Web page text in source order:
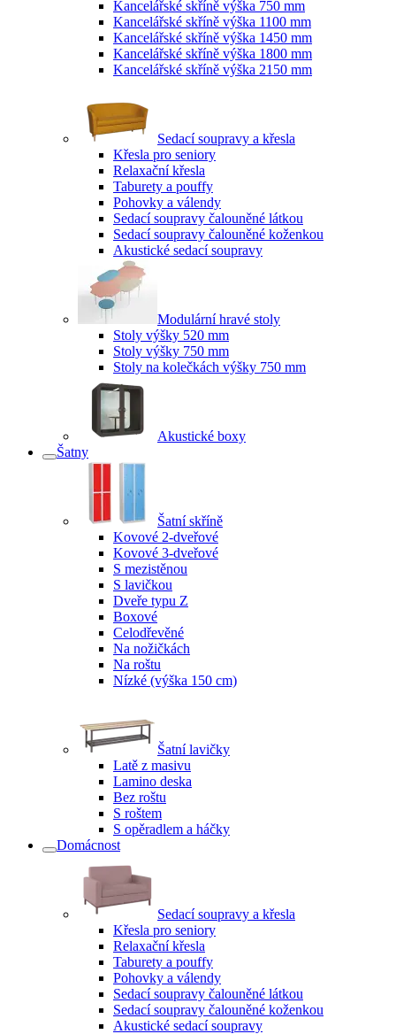
Kancelářské skříně výška 750 mm
Kancelářské skříně výška 1100 mm
Kancelářské skříně výška 1450 mm
Kancelářské skříně výška 1800 mm
Kancelářské skříně výška 2150 mm
Sedací soupravy a křesla
Křesla pro seniory
Relaxační křesla
Taburety a pouffy
Pohovky a válendy
Sedací soupravy čalouněné látkou
Sedací soupravy čalouněné koženkou
Akustické sedací soupravy
Modulární hravé stoly
Stoly výšky 520 mm
Stoly výšky 750 mm
Stoly na kolečkách výšky 750 mm
Akustické boxy
Šatny
Šatní skříně
Kovové 2-dveřové
Kovové 3-dveřové
S mezistěnou
S lavičkou
Dveře typu Z
Boxové
Celodřevěné
Na nožičkách
Na roštu
Nízké (výška 150 cm)
Šatní lavičky
Latě z masivu
Lamino deska
Bez roštu
S roštem
S opěradlem a háčky
Domácnost
Sedací soupravy a křesla
Křesla pro seniory
Relaxační křesla
Taburety a pouffy
Pohovky a válendy
Sedací soupravy čalouněné látkou
Sedací soupravy čalouněné koženkou
Akustické sedací soupravy